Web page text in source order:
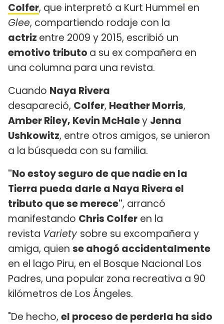
Colfer, que interpretó a Kurt Hummel en
Glee, compartiendo rodaje con la
actriz entre 2009 y 2015, escribió un
emotivo tributo a su ex compañera en
una columna para una revista.
Cuando Naya Rivera
desapareció, Colfer, Heather Morris,
Amber Riley, Kevin McHaley Jenna
Ushkowitz, entre otros amigos, se unieron
a la búsqueda con su familia.
"No estoy seguro de que nadie en la
Tierra pueda darle a Naya Rivera el
tributo que se merece", arrancó
manifestando Chris Colfer en la
revista Variety sobre su excompañera y
amiga, quien se ahogó accidentalmente
en el lago Piru, en el Bosque Nacional Los
Padres, una popular zona recreativa a 90
kilómetros de Los Ángeles.
"De hecho, el proceso de perderla ha sido